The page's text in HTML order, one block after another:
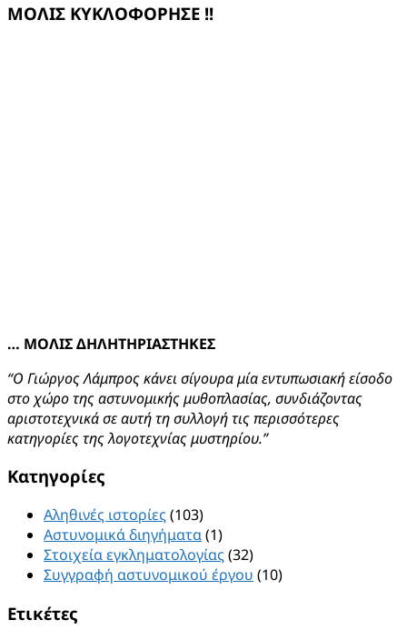
ΜΟΛΙΣ ΚΥΚΛΟΦΟΡΗΣΕ !!
… ΜΟΛΙΣ ΔΗΛΗΤΗΡΙΑΣΤΗΚΕΣ
“Ο Γιώργος Λάμπρος κάνει σίγουρα μία εντυπωσιακή είσοδο
στο χώρο της αστυνομικής μυθοπλασίας, συνδιάζοντας
αριστοτεχνικά σε αυτή τη συλλογή τις περισσότερες
κατηγορίες της λογοτεχνίας μυστηρίου.”
Kατηγορίες
Αληθινές ιστορίες (103)
Αστυνομικά διηγήματα(1)
Στοιχεία εγκληματολογίας (32)
Συγγραφή αστυνομικού έργου (10)
Ετικέτες